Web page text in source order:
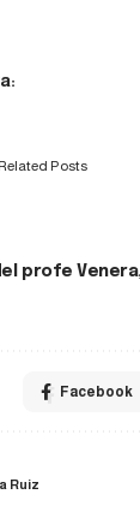
Posts
profe Venera
Facebook
Ruiz